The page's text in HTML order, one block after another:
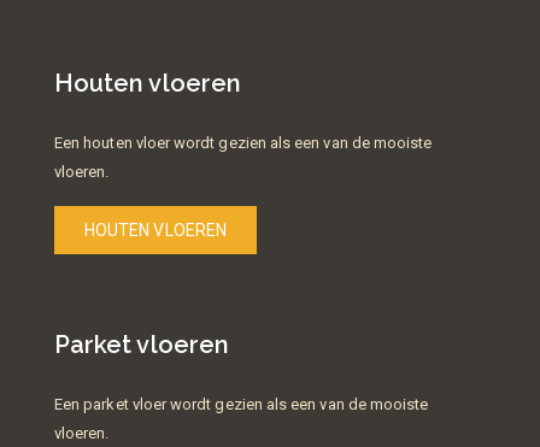
Houten vloeren
Een houten vloer wordt gezien als een van de mooiste
vloeren.
HOUTEN VLOEREN
Parket vloeren
Een parket vloer wordt gezien als een van de mooiste
vloeren.